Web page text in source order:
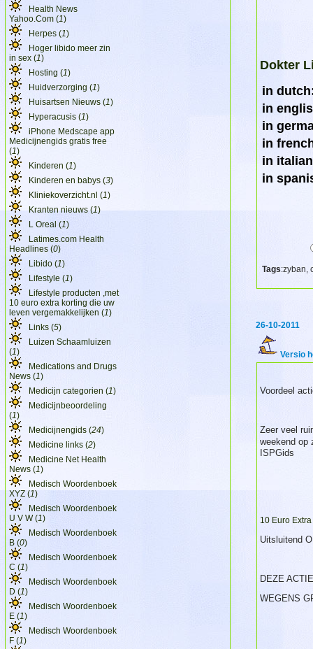
Health News
Yahoo.Com (1)
Herpes (1)
Hoger libido meer zin
in sex (1)
Hosting (1)
Huidverzorging (1)
Huisartsen Nieuws (1)
Hyperacusis (1)
iPhone Medscape app
Medicijnengids gratis free
(1)
Kinderen (1)
Kinderen en babys (3)
Kliniekoverzicht.nl (1)
Kranten nieuws (1)
L Oreal (1)
Latimes.com Health
Headlines (0)
Libido (1)
Lifestyle (1)
Lifestyle producten ,met
10 euro extra korting die uw
leven vergemakkelijken (1)
Links (5)
Luizen Schaamluizen
(1)
Medications and Drugs
News (1)
Medicijn categorien (1)
Medicijnbeoordeling
(1)
Medicijnengids (24)
Medicine links (2)
Medicine Net Health
News (1)
Medisch Woordenboek
XYZ (1)
Medisch Woordenboek
U V W (1)
Medisch Woordenboek
B (0)
Medisch Woordenboek
C (1)
Medisch Woordenboek
D (1)
Medisch Woordenboek
E (1)
Medisch Woordenboek
F (1)
Dokter
in
in
in
in
in
in
Tags:zyban,
26-10-2011
Versio
Voordeel
Zeer veel
weekend op
ISPGids
10 Euro
Uitsluitend
DEZE
WEGENS